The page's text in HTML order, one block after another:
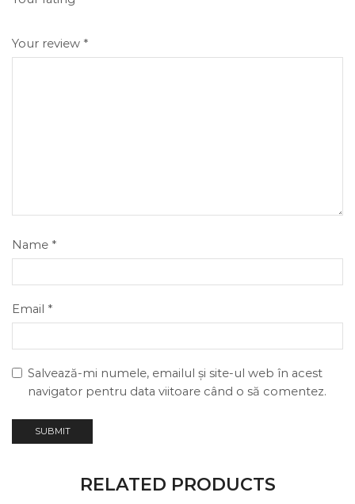
Your review *
Name *
Email *
Salvează-mi numele, emailul și site-ul web în acest
navigator pentru data viitoare când o să comentez.
RELATED PRODUCTS